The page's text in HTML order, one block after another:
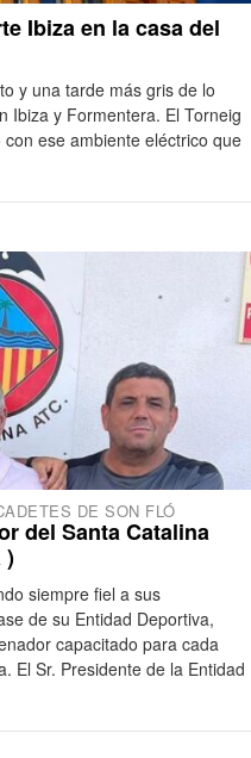
Ibiza en la casa del
y una tarde más gris de lo
Ibiza y Formentera. El Torneig
ese ambiente eléctrico que
DE SON FLÓ
del Santa Catalina
)
siempre fiel a sus
de su Entidad Deportiva,
capacitado para cada
El Sr. Presidente de la Entidad